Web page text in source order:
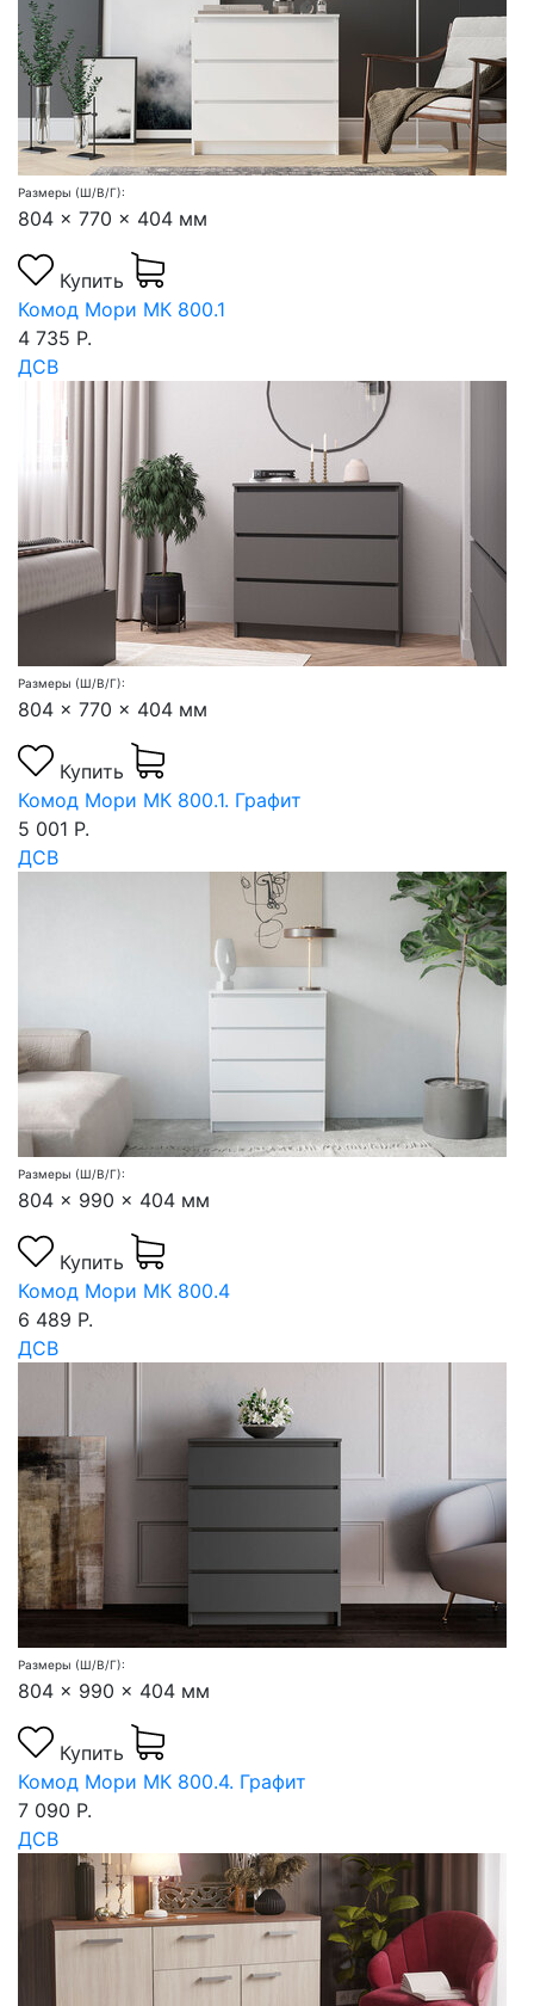
Размеры (Ш/В/Г):
804 x 770 x 404 мм
Купить
Комод Мори МК 800.1
4 735 Р.
ДСВ
Размеры (Ш/В/Г):
804 x 770 x 404 мм
Купить
Комод Мори МК 800.1. Графит
5 001 Р.
ДСВ
Размеры (Ш/В/Г):
804 x 990 x 404 мм
Купить
Комод Мори МК 800.4
6 489 Р.
ДСВ
Размеры (Ш/В/Г):
804 x 990 x 404 мм
Купить
Комод Мори МК 800.4. Графит
7 090 Р.
ДСВ